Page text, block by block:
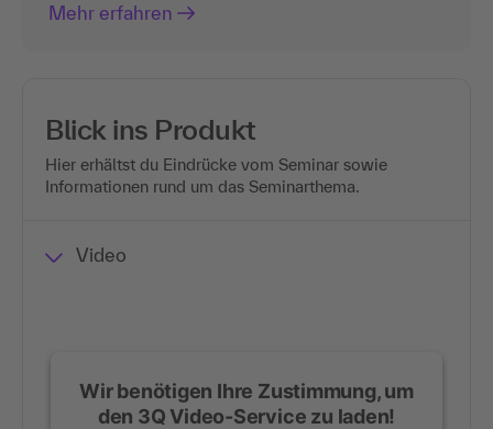
Mehr erfahren
Blick ins Produkt
Hier erhältst du Eindrücke vom Seminar sowie
Informationen rund um das Seminarthema.
Video
Wir benötigen Ihre Zustimmung, um
den 3Q Video-Service zu laden!